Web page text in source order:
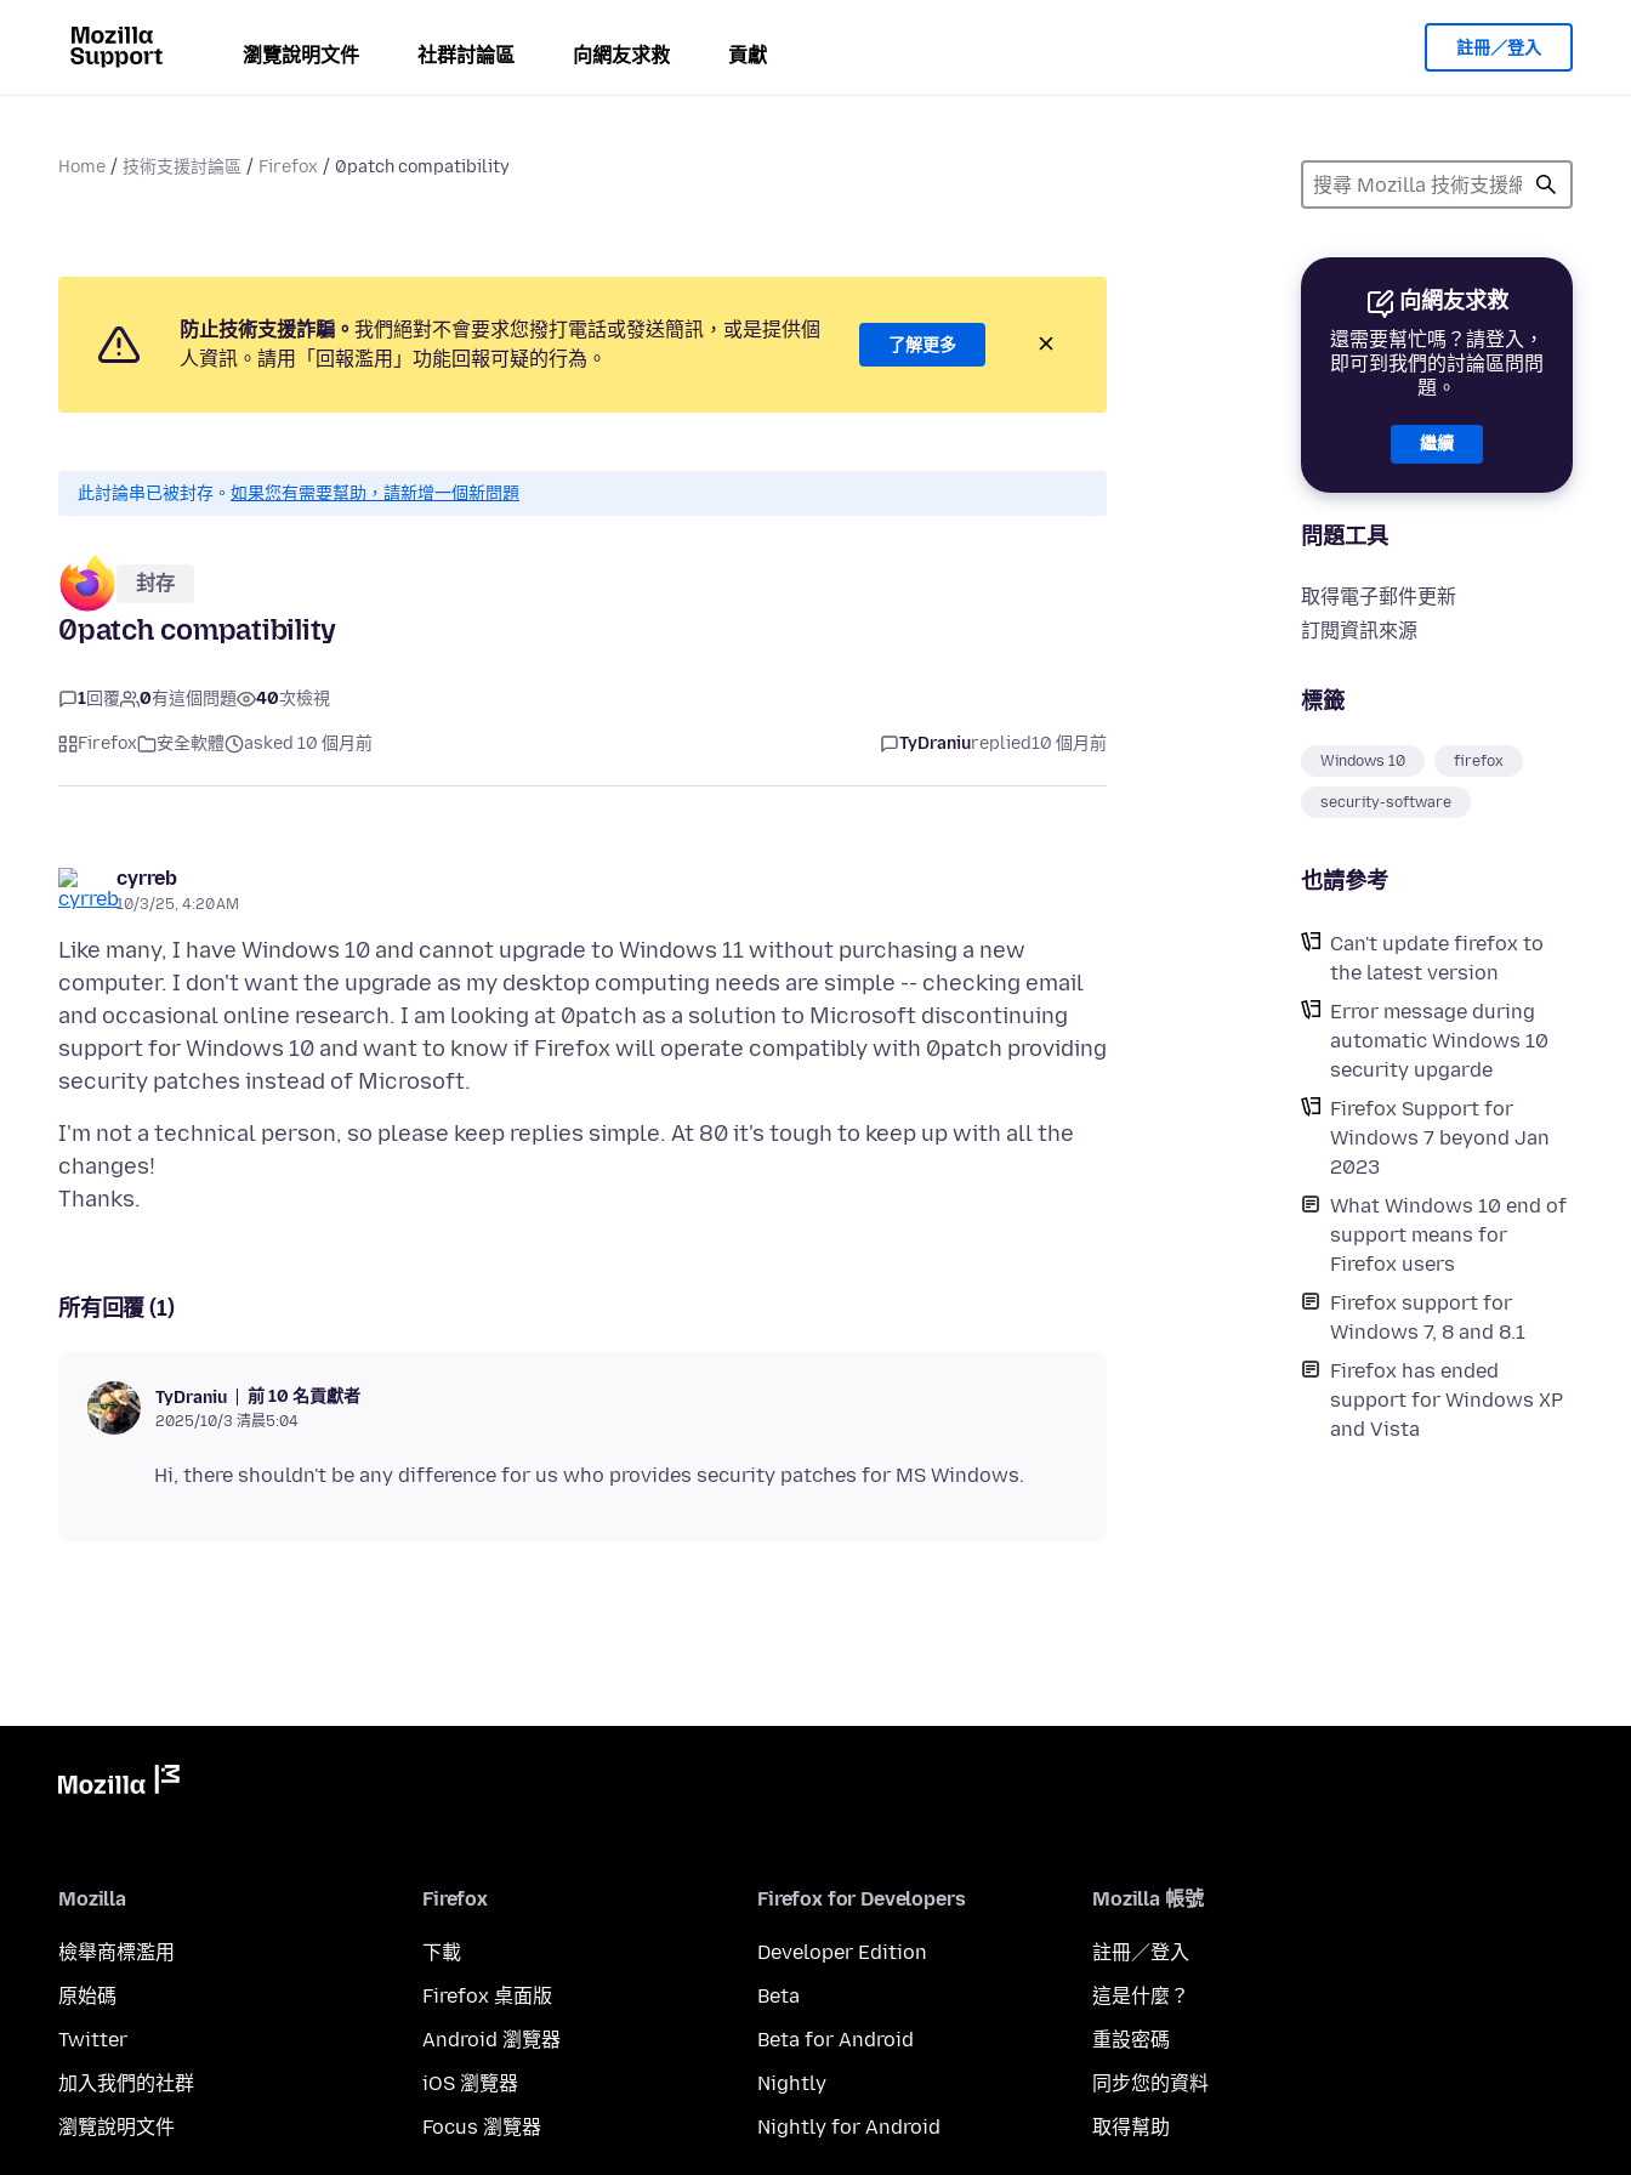
瀏覽說明文件 社群討論區 向網友求救 貢獻 註冊／登入
Home 技術支援討論區 Firefox 0patch compatibility
向網友求救
還需要幫忙嗎？請登入，
即可到我們的討論區問問
題。
繼續
問題工具
取得電子郵件更新
訂閱資訊來源
標籤
Windows 10 firefox
security-software
也請參考
Can't update firefox to
the latest version
Error message during
automatic Windows 10
security upgarde
Firefox Support for
Windows 7 beyond Jan
2023
What Windows 10 end of
support means for
Firefox users
Firefox support for
Windows 7, 8 and 8.1
Firefox has ended
support for Windows XP
and Vista
防止技術支援詐騙。 我們絕對不會要求您撥打電話或發送簡訊，或是提供個
人資訊。請用「回報濫用」功能回報可疑的行為。
了解更多
此討論串已被封存。 如果您有需要幫助，請新增一個新問題
封存
0patch compatibility
1回覆 0有這個問題 40次檢視
Firefox 安全軟體 asked 10 個月前 TyDraniureplied10 個月前
cyrreb
10/3/25, 4:20 AM
Like many, I have Windows 10 and cannot upgrade to Windows 11 without purchasing a new
computer. I don't want the upgrade as my desktop computing needs are simple -- checking email
and occasional online research. I am looking at 0patch as a solution to Microsoft discontinuing
support for Windows 10 and want to know if Firefox will operate compatibly with 0patch providing
I'm not a technical person, so please keep replies simple. At 80 it's tough to keep up with all the
changes!
所有回覆 (1)
TyDraniu 前 10 名貢獻者
2025/10/3 清晨5:04
Mozilla
檢舉商標濫用
原始碼
Twitter
加入我們的社群
瀏覽說明文件
Firefox
下載
Firefox 桌面版
Android 瀏覽器
iOS 瀏覽器
Focus 瀏覽器
Firefox for Developers
Developer Edition
Beta
Beta for Android
Nightly
Nightly for Android
Mozilla 帳號
註冊／登入
這是什麼？
重設密碼
同步您的資料
取得幫助